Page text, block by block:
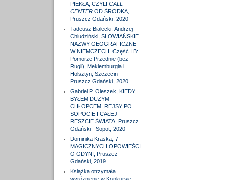
PIEKŁA, CZYLI CALL
CENTEROD ŚRODKA,
Pruszcz Gdański, 2020
Tadeusz Białecki, Andrzej
Chludziński, SŁOWIAŃSKIE
NAZWY GEOGRAFICZNE
W NIEMCZECH. Część I B:
Pomorze Przednie (bez
Rugii), Meklemburgia i
Holsztyn, Szczecin -
Pruszcz Gdański, 2020
Gabriel P. Oleszek, KIEDY
BYŁEM DUŻYM
CHŁOPCEM. REJSY PO
SOPOCIE I CAŁEJ
RESZCIE ŚWIATA, Pruszcz
Gdański - Sopot, 2020
Dominika Kraska, 7
MAGICZNYCH OPOWIEŚCI
O GDYNI, Pruszcz
Gdański, 2019
Książka otrzymała